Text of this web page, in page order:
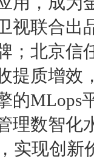
视联合出
；北京信
提质增效
的MLops
理数智化
实现创